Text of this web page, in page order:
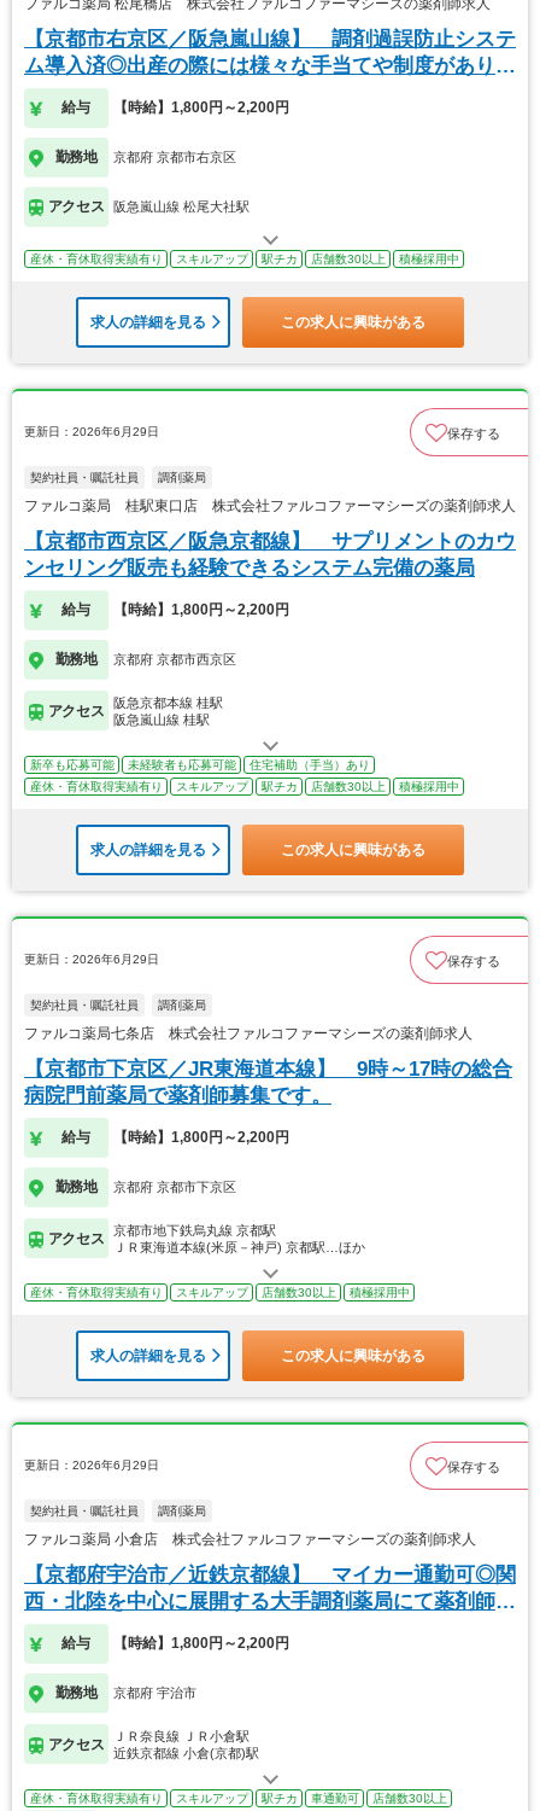
ファルコ薬局 松尾橋店 株式会社ファルコファーマシーズの薬剤師求人
【京都市右京区／阪急嵐山線】 調剤過誤防止システ
ム導入済◎出産の際には様々な手当てや制度がありま
す
給与 【時給】1,800円～2,200円
勤務地 京都府 京都市右京区
アクセス 阪急嵐山線 松尾大社駅
産休・育休取得実績有り スキルアップ 駅チカ 店舗数30以上 積極採用中
求人の詳細を見る この求人に興味がある
更新日：2026年6月29日 保存する
契約社員・嘱託社員 調剤薬局
ファルコ薬局 桂駅東口店 株式会社ファルコファーマシーズの薬剤師求人
【京都市西京区／阪急京都線】 サプリメントのカウ
ンセリング販売も経験できるシステム完備の薬局
給与 【時給】1,800円～2,200円
勤務地 京都府 京都市西京区
アクセス
阪急京都本線 桂駅
阪急嵐山線 桂駅
新卒も応募可能 未経験者も応募可能
住宅補助（手当）あり
産休・育休取得実績有り
スキルアップ 駅チカ 店舗数30以上 積極採用中
求人の詳細を見る この求人に興味がある
更新日：2026年6月29日 保存する
契約社員・嘱託社員 調剤薬局
ファルコ薬局七条店 株式会社ファルコファーマシーズの薬剤師求人
【京都市下京区／JR東海道本線】 9時～17時の総合
病院門前薬局で薬剤師募集です。
給与 【時給】1,800円～2,200円
勤務地 京都府 京都市下京区
アクセス
京都市地下鉄烏丸線 京都駅
ＪＲ東海道本線(米原－神戸) 京都駅…ほか
産休・育休取得実績有り スキルアップ 店舗数30以上 積極採用中
求人の詳細を見る この求人に興味がある
更新日：2026年6月29日 保存する
契約社員・嘱託社員 調剤薬局
ファルコ薬局 小倉店 株式会社ファルコファーマシーズの薬剤師求人
【京都府宇治市／近鉄京都線】 マイカー通勤可◎関
西・北陸を中心に展開する大手調剤薬局にて薬剤師の
募集
給与 【時給】1,800円～2,200円
勤務地 京都府 宇治市
アクセス
ＪＲ奈良線 ＪＲ小倉駅
近鉄京都線 小倉(京都)駅
産休・育休取得実績有り スキルアップ 駅チカ 車通勤可
店舗数30以上